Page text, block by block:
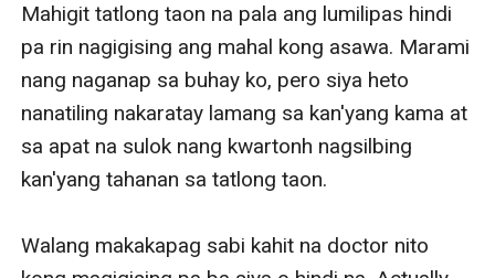
Mahigit tatlong taon na pala ang lumilipas hindi
pa rin nagigising ang mahal kong asawa. Marami
nang naganap sa buhay ko, pero siya heto
nanatiling nakaratay lamang sa kan'yang kama at
sa apat na sulok nang kwartonh nagsilbing
kan'yang tahanan sa tatlong taon.
Walang makakapag sabi kahit na doctor nito